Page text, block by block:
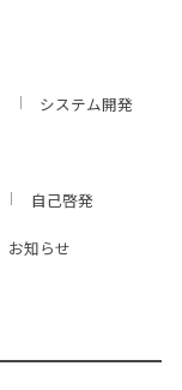
システム開発
自己啓発
お知らせ